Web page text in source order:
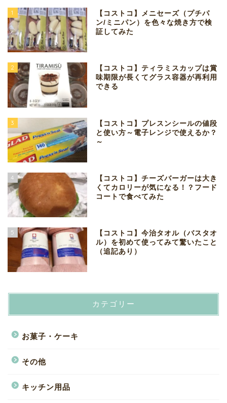
1
【コストコ】メニセーズ（プチパ
ン/ミニパン）を色々な焼き方で検
証してみた
2
【コストコ】ティラミスカップは賞
味期限が長くてグラス容器が再利用
できる
3
【コストコ】プレスンシールの値段
と使い方～電子レンジで使えるか？
～
4
【コストコ】チーズバーガーは大き
くてカロリーが気になる！？フード
コートで食べてみた
5
【コストコ】今治タオル（バスタオ
ル）を初めて使ってみて驚いたこと
（追記あり）
カテゴリー
お菓子・ケーキ
その他
キッチン用品